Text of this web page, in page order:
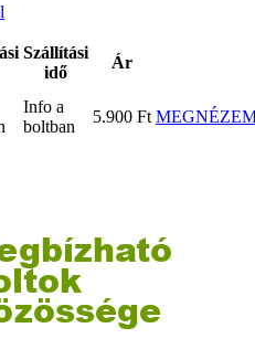
Szállítási
idő
Ár
Info a
boltban
5.900 Ft